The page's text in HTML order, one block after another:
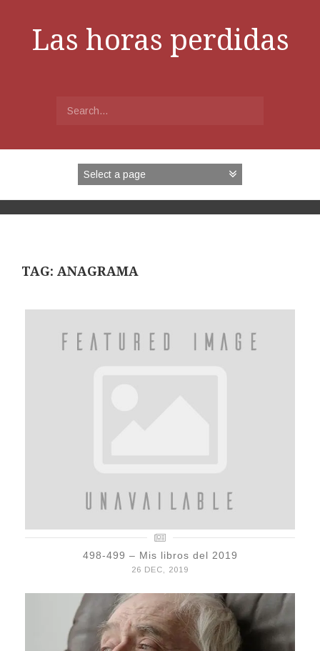
Las horas perdidas
for:
TAG: ANAGRAMA
498-499 – Mis libros del 2019
26 DEC, 2019